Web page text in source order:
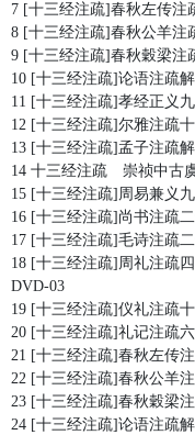
7 [十三经注疏]春秋左传注
8 [十三经注疏]春秋公羊注
9 [十三经注疏]春秋穀梁注
10 [十三经注疏]论语注疏
11 [十三经注疏]孝经正义
12 [十三经注疏]尔雅注疏
13 [十三经注疏]孟子注疏
14 十三经注疏 崇祯中古
15 [十三经注疏]周易兼义
16 [十三经注疏]尚书注疏
17 [十三经注疏]毛诗注疏
18 [十三经注疏]周礼注疏
DVD-03
19 [十三经注疏]仪礼注疏
20 [十三经注疏]礼记注疏
21 [十三经注疏]春秋左传
22 [十三经注疏]春秋公羊
23 [十三经注疏]春秋穀梁
24 [十三经注疏]论语注疏